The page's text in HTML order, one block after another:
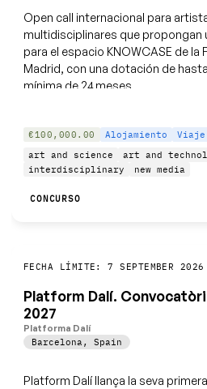
Open call internacional para
multidisciplinares que propongan
para el espacio KNOWCASE de la
Madrid, con una dotación de
mínima de 24 meses.
€100,000.00 Alojamiento
Viaje
art and science
art and
interdisciplinary
new media
CONCURSO
FECHA LÍMITE: 7 SEPTEMBER 2026
Platform Dalí.
2027
Platforma Dalí
Barcelona , Spain
Platform Dalí llança la seva